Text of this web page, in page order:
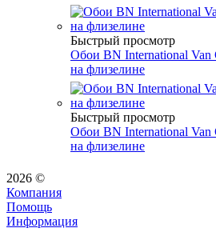
Быстрый просмотр
Обои BN International
на флизелине
Быстрый просмотр
Обои BN International Van
на флизелине
2026 ©
Компания
Помощь
Информация